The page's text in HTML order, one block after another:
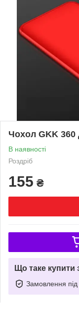
Чохол GKK
В наявності
Роздріб
155 ₴
Що таке купити
Замовлення під